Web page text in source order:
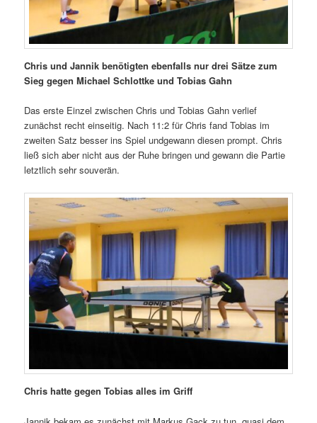
Chris und Jannik benötigten ebenfalls nur drei Sätze zum
Sieg gegen Michael Schlottke und Tobias Gahn
Das erste Einzel zwischen Chris und Tobias Gahn verlief
zunächst recht einseitig. Nach 11:2 für Chris fand Tobias im
zweiten Satz besser ins Spiel undgewann diesen prompt. Chris
ließ sich aber nicht aus der Ruhe bringen und gewann die Partie
letztlich sehr souverän.
Chris hatte gegen Tobias alles im Griff